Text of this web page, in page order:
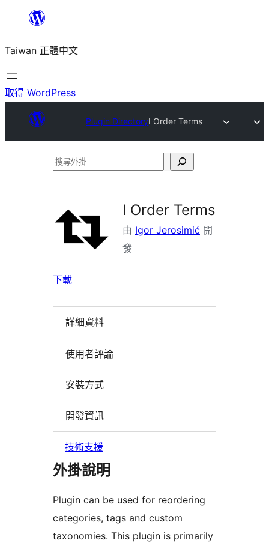
主
要
內
Taiwan 正體中文
取得 WordPress
Plugin DirectoryI Order Terms
搜
掛
I Order Terms
由 Igor Jerosimić 開
發
下載
詳細資料
使用者評論
安裝方式
開發資訊
技術支援
外掛說明
Plugin can be used for reordering
categories, tags and custom
taxonomies. This plugin is primarily